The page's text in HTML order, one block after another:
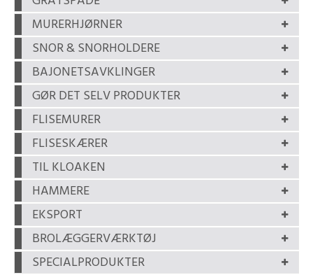
MURERHJØRNER
SNOR & SNORHOLDERE
BAJONETSAVKLINGER
GØR DET SELV PRODUKTER
FLISEMURER
FLISESKÆRER
TIL KLOAKEN
HAMMERE
EKSPORT
BROLÆGGERVÆRKTØJ
SPECIALPRODUKTER